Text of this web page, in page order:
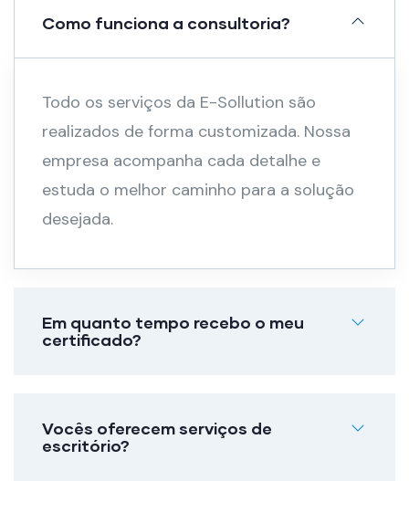
Como funciona a consultoria?
Todo os serviços da E-Sollution são
realizados de forma customizada. Nossa
empresa acompanha cada detalhe e
estuda o melhor caminho para a solução
desejada.
Em quanto tempo recebo o meu
certificado?
Vocês oferecem serviços de
escritório?